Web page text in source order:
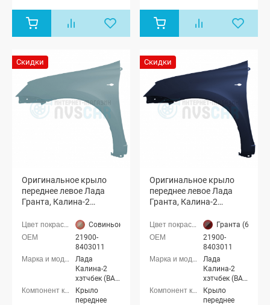
2190), Лада
2190), Лада
Скидки
Оригинальное крыло
переднее левое Лада
Гранта, Калина-2
Совиньон (650 серебристо-серый)
21900-
8403011
Лада
Калина-2
хэтчбек (ВАЗ
2192), Лада
Калина-2
Крыло
переднее
Скидки
Оригинальное крыло
переднее левое Лада
Гранта, Калина-2
Гранта (682
21900-
8403011
Лада
Калина-2
хэтчбек (ВАЗ
2192), Лада
Калина-2
Крыло
переднее